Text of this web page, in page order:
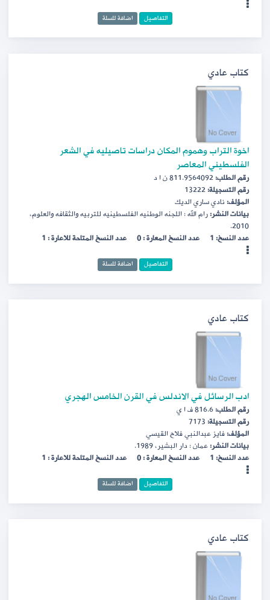
التفاصيل اضافة للسلة
كتاب عادي
اخوة التراب وهموم المكان دراسات تاصيليه في الشعر
الفلسطيني المعاصر
رقم الطلب:
رقم التسجيلة:
المؤلف:نادي ساري الديك
بيانات النشر:رام الله : اللجنه الوطنيه الفلسطينيه للتربيه والثقافه والعلوم،
2010.
عدد النسخ: 1
عدد النسخ المعارة : 0 عدد النسخ المتاحة للاعارة : 1
التفاصيل اضافة للسلة
كتاب عادي
ادب الرسائل في الاندلس في القرن الخامس الهجري
رقم الطلب:
رقم التسجيلة:
المؤلف:فايز عبدالنبي فلاح القيسي
بيانات النشر:عمان : دار البشير، 1989.
عدد النسخ: 1
عدد النسخ المعارة : 0 عدد النسخ المتاحة للاعارة : 1
التفاصيل اضافة للسلة
كتاب عادي